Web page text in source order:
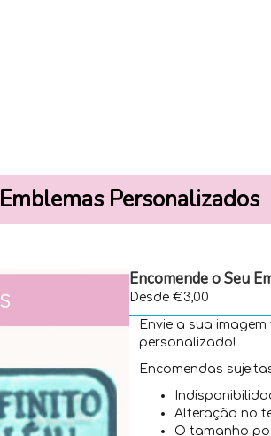
Emblemas Personalizados
Encomende o Seu
Desde €3,00
Envie a sua
personalizado!
Encomendas
Alteração no
O tamanho